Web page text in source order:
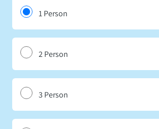
1 Person
2 Person
3 Person